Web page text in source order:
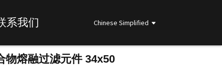
系我们 Chinese Simplified
Loading...
Loading...
物熔融过滤元件 34x50